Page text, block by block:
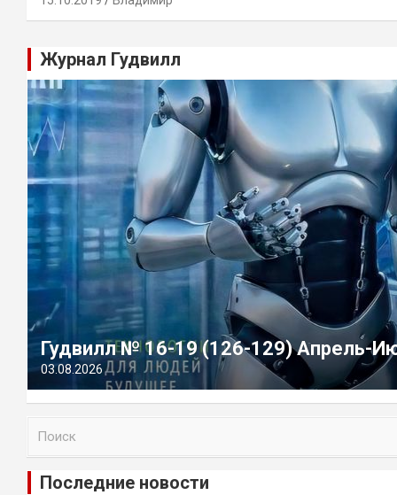
Журнал Гудвилл
Гудвилл № 16-19 (126-129) Апрель-
03.08.2026
и
Последние новости